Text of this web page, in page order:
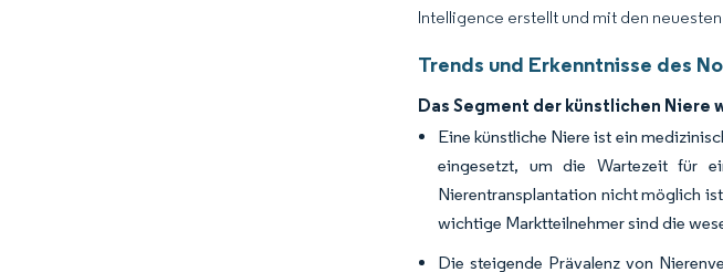
Intelligence erstellt und mit den
Trends und Erkenntnisse des
Das Segment der künstlichen Niere
Eine künstliche Niere ist ein
eingesetzt, um die Wartezeit für
Nierentransplantation nicht möglich
wichtige Marktteilnehmer sind die
Die steigende Prävalenz von